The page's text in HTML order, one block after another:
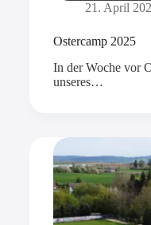
21. April
Ostercamp 2025
In der Woche vor
unseres…